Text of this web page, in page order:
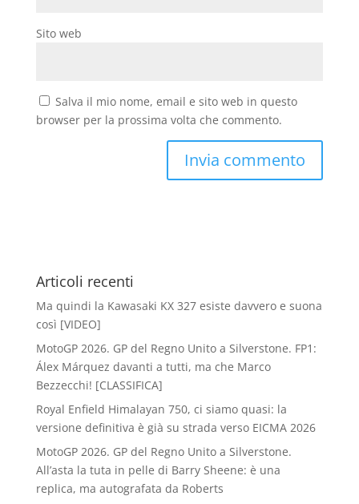
Sito web
Salva il mio nome, email e sito web in questo
browser per la prossima volta che commento.
Articoli recenti
Ma quindi la Kawasaki KX 327 esiste davvero e suona
così [VIDEO]
MotoGP 2026. GP del Regno Unito a Silverstone. FP1:
Álex Márquez davanti a tutti, ma che Marco
Bezzecchi! [CLASSIFICA]
Royal Enfield Himalayan 750, ci siamo quasi: la
versione definitiva è già su strada verso EICMA 2026
MotoGP 2026. GP del Regno Unito a Silverstone.
All’asta la tuta in pelle di Barry Sheene: è una
replica, ma autografata da Roberts